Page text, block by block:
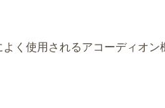
く使用されるアコーディオン